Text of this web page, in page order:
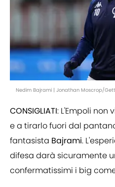
Nedim Bajrami | Jonathan Moscrop/
CONSIGLIATI: L'Empoli non
e a tirarlo fuori dal
fantasista Bajrami.
difesa darà sicuramente
confermatissimi i big